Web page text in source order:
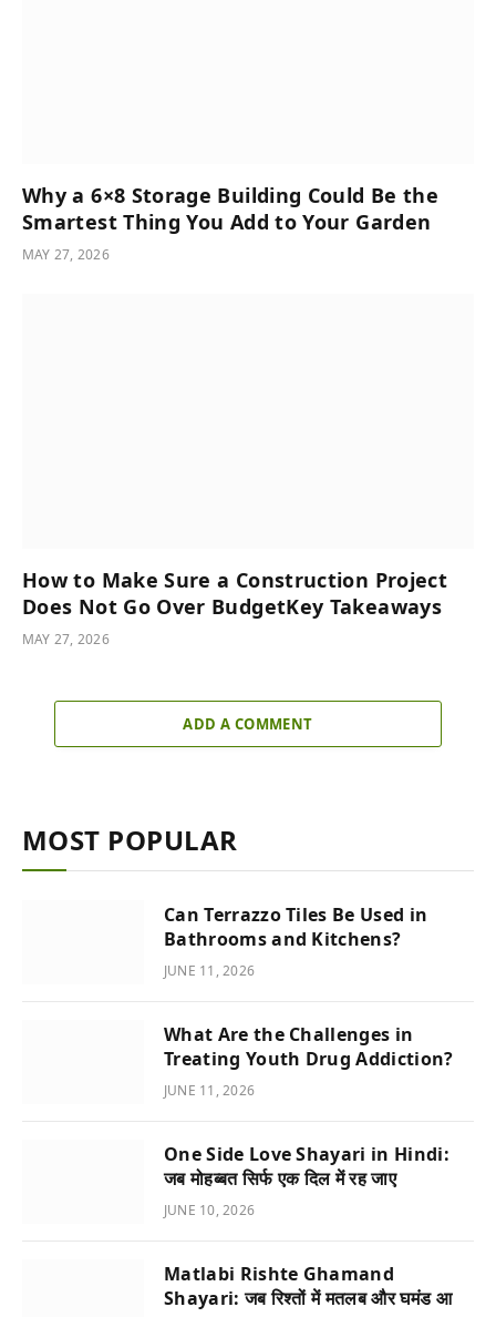
Why a 6×8 Storage Building Could Be the
Smartest Thing You Add to Your Garden
MAY 27, 2026
How to Make Sure a Construction Project
Does Not Go Over BudgetKey Takeaways
MAY 27, 2026
ADD A COMMENT
MOST POPULAR
Can Terrazzo Tiles Be Used in
Bathrooms and Kitchens?
JUNE 11, 2026
What Are the Challenges in
Treating Youth Drug Addiction?
JUNE 11, 2026
One Side Love Shayari in Hindi:
जब मोहब्बत सिर्फ एक दिल में रह जाए
JUNE 10, 2026
Matlabi Rishte Ghamand
Shayari: जब रिश्तों में मतलब और घमंड आ